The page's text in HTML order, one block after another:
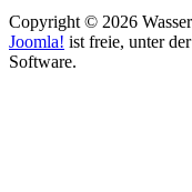
Copyright © 2026
Joomla! ist freie, unter der
Software.